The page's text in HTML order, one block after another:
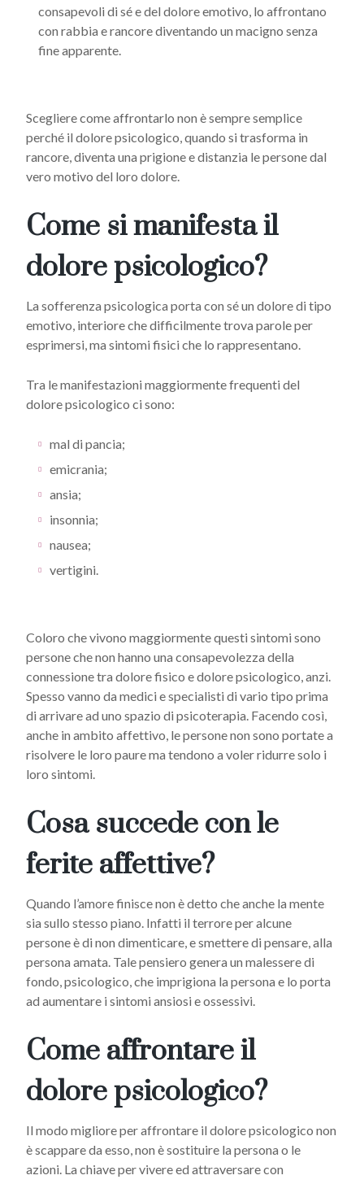
consapevoli di sé e del dolore emotivo, lo affrontano
con rabbia e rancore diventando un macigno senza
fine apparente.
Scegliere come affrontarlo non è sempre semplice
perché il dolore psicologico, quando si trasforma in
rancore, diventa una prigione e distanzia le persone dal
vero motivo del loro dolore.
Come si manifesta il
dolore psicologico?
La sofferenza psicologica porta con sé un dolore di tipo
emotivo, interiore che difficilmente trova parole per
esprimersi, ma sintomi fisici che lo rappresentano.
Tra le manifestazioni maggiormente frequenti del
dolore psicologico ci sono:
mal di pancia;
emicrania;
ansia;
insonnia;
nausea;
vertigini.
Coloro che vivono maggiormente questi sintomi sono
persone che non hanno una consapevolezza della
connessione tra dolore fisico e dolore psicologico, anzi.
Spesso vanno da medici e specialisti di vario tipo prima
di arrivare ad uno spazio di psicoterapia. Facendo così,
anche in ambito affettivo, le persone non sono portate a
risolvere le loro paure ma tendono a voler ridurre solo i
loro sintomi.
Cosa succede con le
ferite affettive?
Quando l’amore finisce non è detto che anche la mente
sia sullo stesso piano. Infatti il terrore per alcune
persone è di non dimenticare, e smettere di pensare, alla
persona amata. Tale pensiero genera un malessere di
fondo, psicologico, che imprigiona la persona e lo porta
ad aumentare i sintomi ansiosi e ossessivi.
Come affrontare il
dolore psicologico?
Il modo migliore per affrontare il dolore psicologico non
è scappare da esso, non è sostituire la persona o le
azioni. La chiave per vivere ed attraversare con